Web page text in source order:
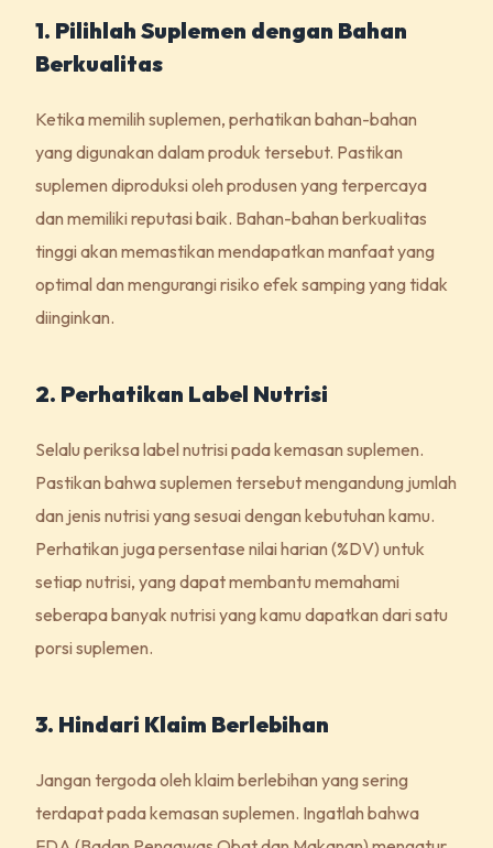
1. Pilihlah Suplemen dengan Bahan
Berkualitas
Ketika memilih suplemen, perhatikan bahan-bahan
yang digunakan dalam produk tersebut. Pastikan
suplemen diproduksi oleh produsen yang terpercaya
dan memiliki reputasi baik. Bahan-bahan berkualitas
tinggi akan memastikan mendapatkan manfaat yang
optimal dan mengurangi risiko efek samping yang tidak
diinginkan.
2. Perhatikan Label Nutrisi
Selalu periksa label nutrisi pada kemasan suplemen.
Pastikan bahwa suplemen tersebut mengandung jumlah
dan jenis nutrisi yang sesuai dengan kebutuhan kamu.
Perhatikan juga persentase nilai harian (%DV) untuk
setiap nutrisi, yang dapat membantu memahami
seberapa banyak nutrisi yang kamu dapatkan dari satu
porsi suplemen.
3. Hindari Klaim Berlebihan
Jangan tergoda oleh klaim berlebihan yang sering
terdapat pada kemasan suplemen. Ingatlah bahwa